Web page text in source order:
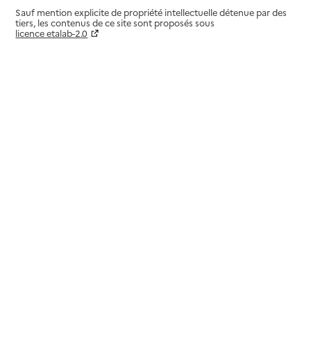
Sauf mention explicite de propriété intellectuelle détenue par des
tiers, les contenus de ce site sont proposés sous
licence etalab-2.0